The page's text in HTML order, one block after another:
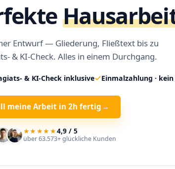
Entwurf — Gliederung, Fließtext bis zu
& KI-Check. Alles in einem Durchgang.
& KI-Check inklusive Einmalzahlung ·
meine Arbeit in 2h fertig →
★★★★★4,9 / 5
über 63.573+ glückliche Kunden